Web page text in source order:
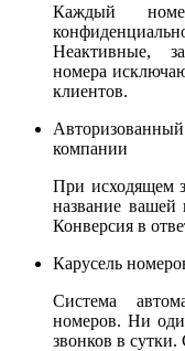
Каждый
Неактивные,
номера
клиентов.
компании
При исходящем
название вашей
Конверсия в
Карусель
Система
номеров. Ни
звонков в